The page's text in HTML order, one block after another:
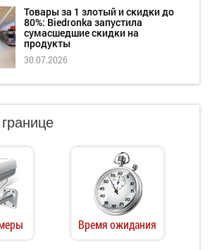
Товары за 1 злотый и скидки до
80%: Biedronka запустила
сумасшедшие скидки на
продукты
30.07.2026
Время ожидания